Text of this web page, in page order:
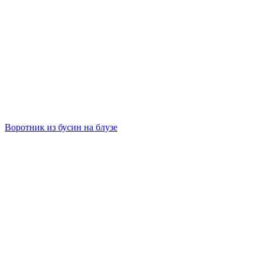
Воротник из бусин на блузе